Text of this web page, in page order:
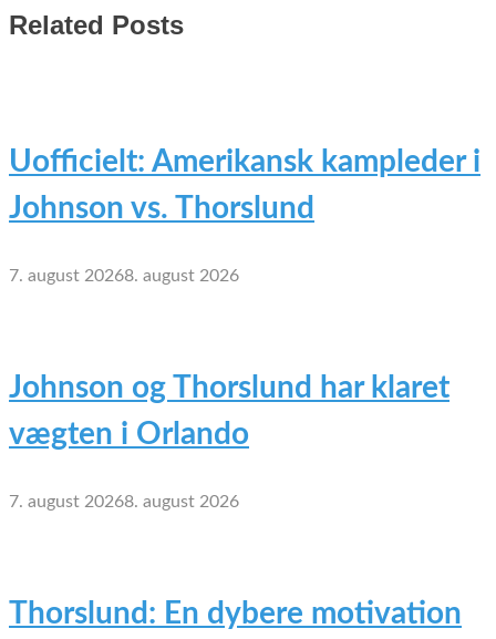
Related Posts
Uofficielt: Amerikansk kampleder i
Johnson vs. Thorslund
7. august 20268. august 2026
Johnson og Thorslund har klaret
vægten i Orlando
7. august 20268. august 2026
Thorslund: En dybere motivation